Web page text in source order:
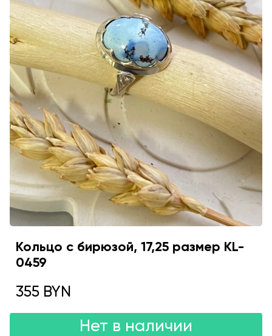
Кольцо с бирюзой, 17,25 размер KL-
0459
355 BYN
Нет в наличии